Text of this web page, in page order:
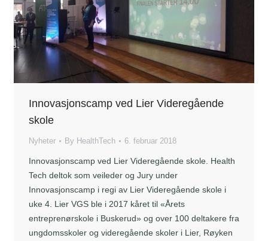
Innovasjonscamp ved Lier Videregående
skole
Nyheter By HealthTech 6. februar 2018
Innovasjonscamp ved Lier Videregående skole. Health
Tech deltok som veileder og Jury under
Innovasjonscamp i regi av Lier Videregående skole i
uke 4. Lier VGS ble i 2017 kåret til «Årets
entreprenørskole i Buskerud» og over 100 deltakere fra
ungdomsskoler og videregående skoler i Lier, Røyken